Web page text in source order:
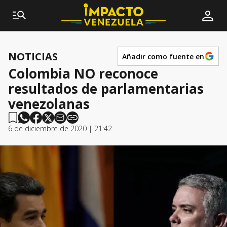
NOTICIAS Añadir como fuente en
Colombia NO reconoce
resultados de parlamentarias
venezolanas
6 de diciembre de 2020 | 21:42